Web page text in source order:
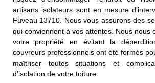
artisans isolateurs sont en mesure
Fuveau 13710. Nous vous assurons des
qui conviennent à vos attentes. Nous nous
votre propriété en évitant la
couvreurs professionnels ont été formés
maîtriser toutes situations et
d’isolation de votre toiture.